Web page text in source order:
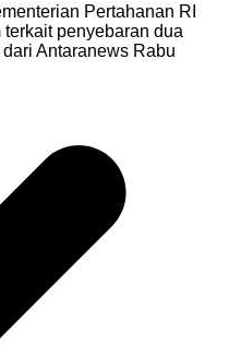
Pertahanan RI
penyebaran dua
Antaranews Rabu